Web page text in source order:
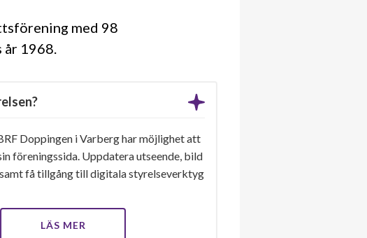
med 98
år 1968
Doppingen i Varberg har möjlighet att
föreningssida. Uppdatera utseende, bild
få tillgång till digitala styrelseverktyg
LÄS MER